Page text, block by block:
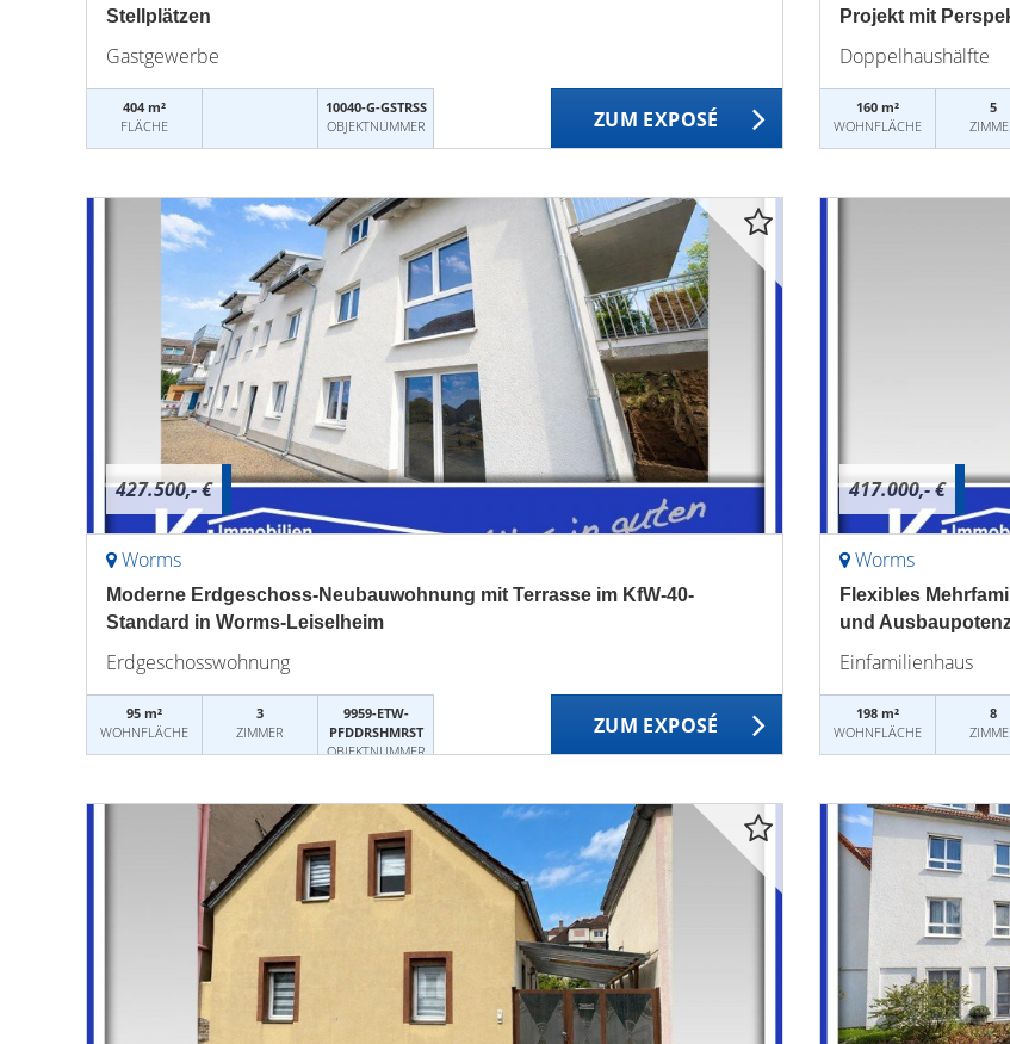
Stellplätzen
Gastgewerbe
404 m²
FLÄCHE
10040-G-GSTRSS
OBJEKTNUMMER
ZUM EXPOSÉ
Projekt mit
Doppelhaushälfte
160 m²
WOHNFLÄCHE
5
427.500,- €
Worms
Moderne Erdgeschoss-Neubauwohnung mit Terrasse im KfW-40-
Standard in Worms-Leiselheim
Erdgeschosswohnung
95 m²
WOHNFLÄCHE
3
ZIMMER
9959-ETW-
PFDDRSHMRST
OBJEKTNUMMER
ZUM EXPOSÉ
417.000,- €
Worms
Flexibles
und
Einfamilienhaus
198 m²
WOHNFLÄCHE
8